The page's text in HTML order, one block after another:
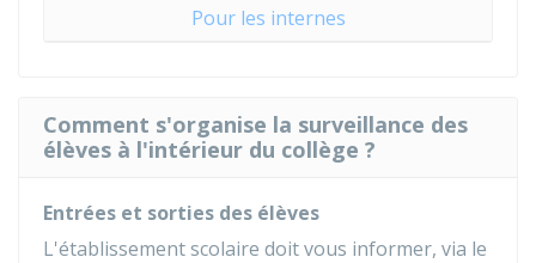
Pour les internes
Comment s'organise la surveillance des
élèves à l'intérieur du collège ?
Entrées et sorties des élèves
L'établissement scolaire doit vous informer, via le